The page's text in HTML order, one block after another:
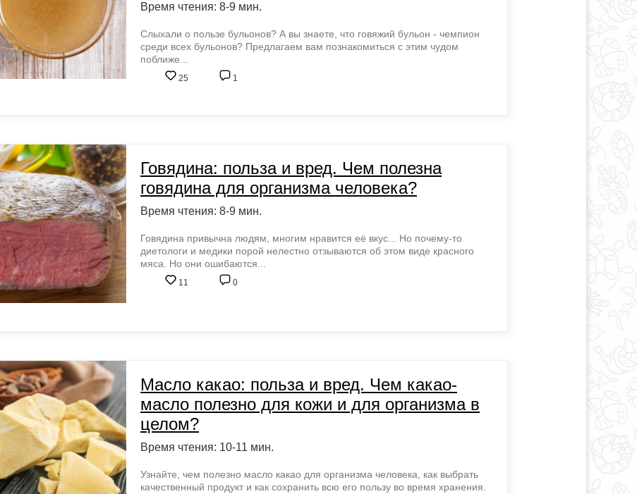
Время чтения: 8-9 мин.
Слыхали о пользе бульонов? А вы знаете, что говяжий бульон - чемпион
среди всех бульонов? Предлагаем вам познакомиться с этим чудом
поближе...
25 1
Говядина: польза и вред. Чем полезна
говядина для организма человека?
Время чтения: 8-9 мин.
Говядина привычна людям, многим нравится её вкус... Но почему-то
диетологи и медики порой нелестно отзываются об этом виде красного
мяса. Но они ошибаются...
11 0
Масло какао: польза и вред. Чем какао-
масло полезно для кожи и для организма в
целом?
Время чтения: 10-11 мин.
Узнайте, чем полезно масло какао для организма человека, как выбрать
качественный продукт и как сохранить всю его пользу во время хранения.